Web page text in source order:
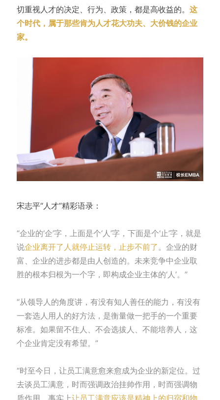
切重视人才的决定、行为、政策，都是高收益的。 这
个时代，属于那些肯为人才花大功夫、大价钱的企业
家。
宋志平“人才”精彩语录：
“企业的‘企’字，上面是个‘人’字，下面是个‘止’字，就是
说企业离开了人就停止运转，止步不前了。企业的财
富、企业的进步都是由人创造的。未来竞争中企业取
胜的根本归根为一个字，即构成企业主体的‘人’。”
“从领导人的角度讲，有没有知人善任的能力，有没有
一套选人用人的好方法，是衡量做一把手的一个重要
标准。如果留不住人、不会选拔人、不能培养人，这
个企业肯定没有希望。”
“时至今日，让员工满意愈来愈成为企业的新定位。过
去谈员工满意，时而强调政治挂帅作用，时而强调物